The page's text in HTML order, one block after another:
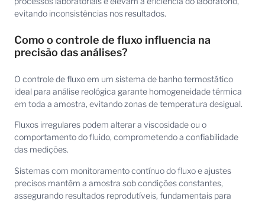
evitando inconsistências nos resultados.
Como o controle de fluxo influencia na
precisão das análises?
O controle de fluxo em um sistema de banho termostático
ideal para análise reológica garante homogeneidade térmica
em toda a amostra, evitando zonas de temperatura desigual.
Fluxos irregulares podem alterar a viscosidade ou o
comportamento do fluido, comprometendo a confiabilidade
das medições.
Sistemas com monitoramento contínuo do fluxo e ajustes
precisos mantêm a amostra sob condições constantes,
assegurando resultados reprodutíveis, fundamentais para